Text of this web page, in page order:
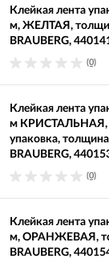
Клейкая лента
м, ЖЕЛТАЯ,
BRAUBERG,
(0)
Клейкая лента
м КРИСТАЛЬНАЯ,
упаковка,
BRAUBERG,
(0)
Клейкая лента
м, ОРАНЖЕВАЯ,
BRAUBERG,